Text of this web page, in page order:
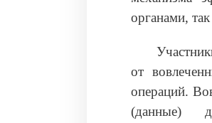
органами,
от
операций.
(данные)